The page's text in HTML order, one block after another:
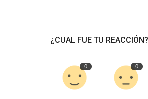
¿CUAL FUE TU REACCIÓN?
0 0